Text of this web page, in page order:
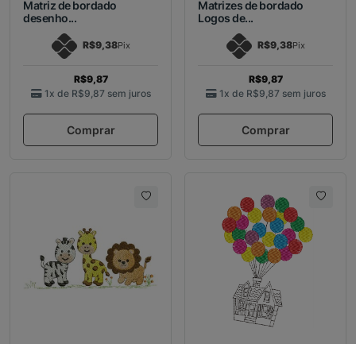
Matriz de bordado
desenho...
R$9,38Pix
R$9,87
1x de R$9,87 sem juros
Comprar
Matrizes de bordado
Logos de...
R$9,38Pix
R$9,87
1x de R$9,87 sem juros
Comprar